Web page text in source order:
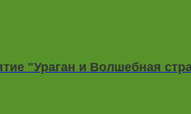
"Ураган и Волшебная